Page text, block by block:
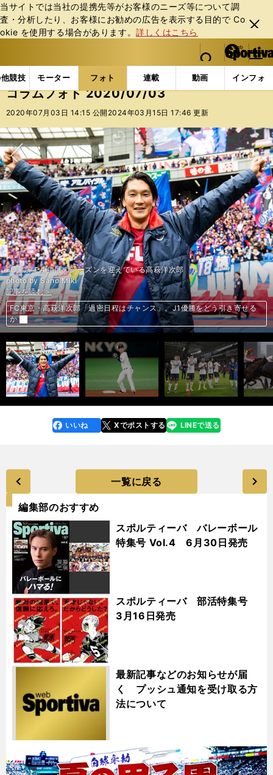
当サイトでは当社の提携先等がお客様のニーズ等について調
査・分析したり、お客様にお勧めの広告を表⽰する⽬的で Co
okie を使⽤する場合があります。詳しくはこちら
閉じ
る
web Sportiva (webスポルティーバ)
検索
マイペ
ー
ジ
メニュ
競技 モーター フォト 連載 動画 インフォ
b
ス
ポ
ル
ィ
ー
バ
フォトギャラリー コラムフォト コラムフォト
コラムフォト 2020/07/03
2020年07月03日 14:15 公開 2024年03月15日 17:46 更新
次へ
FC東京で４年目のシーズンを迎えている高萩洋次郎
photo by Sano Miki
記事を読む＞
FC東京・高萩洋次郎「過密日程はチャンス」。J1優勝をどう引き寄せる
か
記事を読む＞
吉川尚輝が絶望から復活。超一流のスピードが守備では弊害になっていた
記事を読む＞
東西分割開催の恩恵がデカいのは横浜FC。厳しいのは横浜FMとFC東京
記事を読む＞
CBC賞で穴党をゾクゾクさせる３頭を発見。過去の激走馬にそっくりだ
前へ
faceboo
k
いいね Xでポストする
line LINEで送る
一覧に戻る
編集部のおすすめ
スポルティーバ バレーボール
特集号 Vol.4 6月30日発売
スポルティーバ 部活特集号
3月16日発売
最新記事などのお知らせが届
く プッシュ通知を受け取る方
法について